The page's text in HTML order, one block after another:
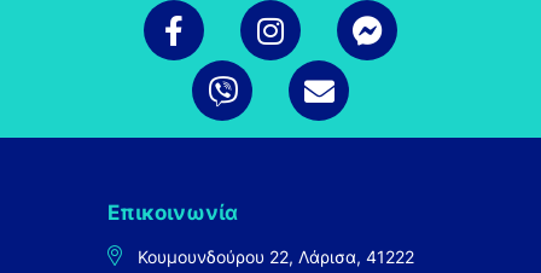
Επικοινωνία
Κουμουνδούρου 22, Λάρισα, 41222